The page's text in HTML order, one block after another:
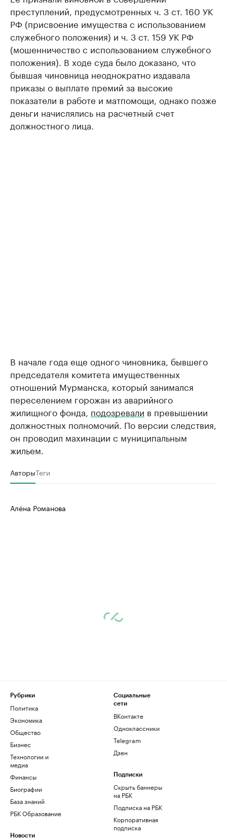
преступлений, предусмотренных ч. 3 ст. 160 УК
РФ (присвоение имущества с использованием
служебного положения) и ч. 3 ст. 159 УК РФ
(мошенничество с использованием служебного
положения). В ходе суда было доказано, что
бывшая чиновница неоднократно издавала
приказы о выплате премий за высокие
показатели в работе и матпомощи, однако позже
деньги начислялись на расчетный счет
должностного лица.
В начале года еще одного чиновника, бывшего
председателя комитета имущественных
отношений Мурманска, который занимался
переселением горожан из аварийного
жилищного фонда, подозревали в превышении
должностных полномочий. По версии следствия,
он проводил махинации с муниципальным
жильем.
АвторыТеги
Алёна Романова
Рубрики
Политика
Экономика
Общество
Бизнес
Технологии и
медиа
Финансы
Биографии
База знаний
РБК Образование
Новости
Социальные
сети
ВКонтакте
Одноклассники
Telegram
Дзен
Подписки
Скрыть баннеры
на РБК
Подписка на РБК
Корпоративная
подписка